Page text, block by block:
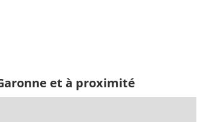
et à proximité